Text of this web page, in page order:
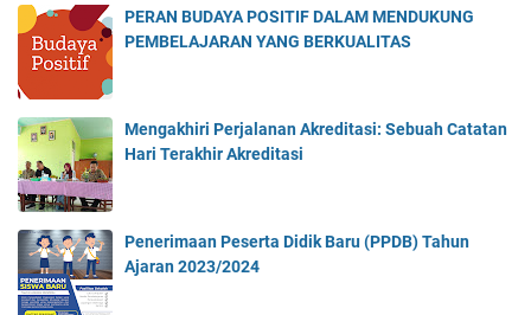
PERAN BUDAYA POSITIF DALAM MENDUKUNG
PEMBELAJARAN YANG BERKUALITAS
Mengakhiri Perjalanan Akreditasi: Sebuah Catatan
Hari Terakhir Akreditasi
Penerimaan Peserta Didik Baru (PPDB) Tahun
Ajaran 2023/2024